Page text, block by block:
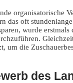
organisatorische
das oft
wurde erstmals
um die
des